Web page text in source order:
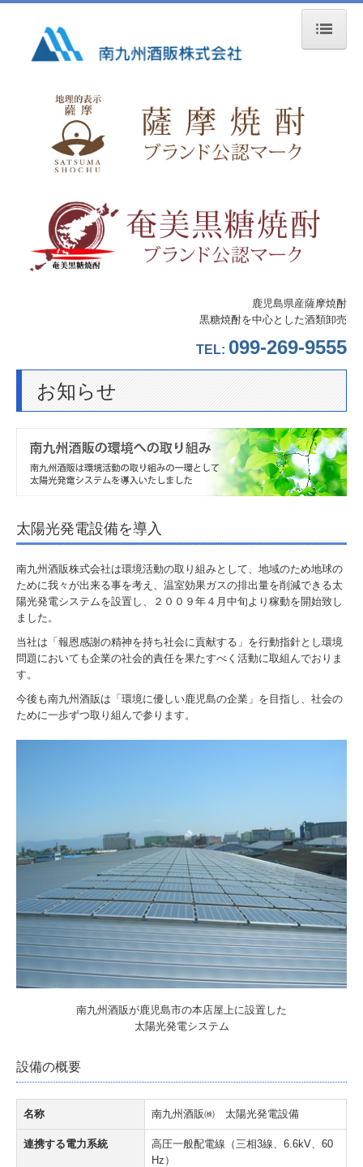
会社概要
ご挨拶
概要・沿革・組織図
事業所案内
採用情報
卸売業
その他
新商品
企画商品
南九州酒販オリジナル
取扱店舗紹介
焼酎が買えるお店
お問合わせ
個人情報保護方針
”第4回 錦江湾Shochuナイトクルーズ”
鹿児島県産薩摩焼酎
黒糖焼酎を中心とした酒類卸売
TEL: 099-269-9555
お知らせ
太陽光発電設備を導入
南九州酒販株式会社は環境活動の取り組みとして、地域のため地球の
ために我々が出来る事を考え、温室効果ガスの排出量を削減できる太
陽光発電システムを設置し、２００９年４月中旬より稼動を開始致し
ました。
当社は「報恩感謝の精神を持ち社会に貢献する」を行動指針とし環境
問題においても企業の社会的責任を果たすべく活動に取組んでおりま
す。
今後も南九州酒販は「環境に優しい鹿児島の企業」を目指し、社会の
ために一歩ずつ取り組んで参ります。
南九州酒販が鹿児島市の本店屋上に設置した
太陽光発電システム
設備の概要
名称 南九州酒販㈱ 太陽光発電設備
連携する電力系統
高圧一般配電線（三相3線、6.6kV、60
Hz）